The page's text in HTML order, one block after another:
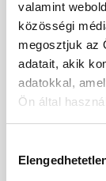
valamint
közösségi
megosztjuk az
adatait, akik
adatokkal,
Ön által
kiválasztása
FELNŐTT